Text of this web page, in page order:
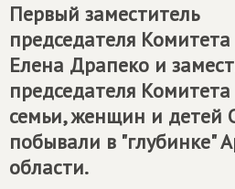
Первый заместитель
председателя
Елена Драпеко и
председателя
семьи, женщин и детей
побывали в "глубинке"
области.